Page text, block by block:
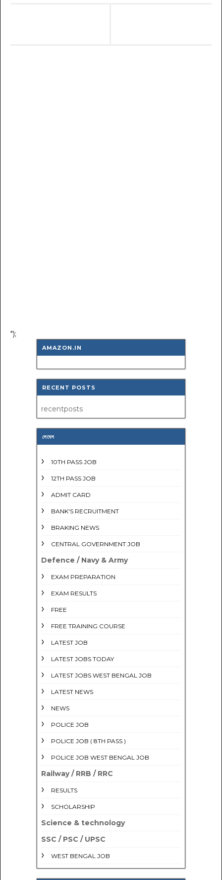
");
AMAZON.IN
RECENT POSTS
recentposts
লেবেল
10TH PASS JOB
12TH PASS JOB
ADMIT CARD
BANK'S RECRUITMENT
BRAKING NEWS
CENTRAL GOVERNMENT JOB
Defence / Navy & Army
EXAM PREPARATION
EXAM RESULTS
FREE
FREE TRAINING COURSE
LATEST JOB
LATEST JOBS TODAY
LATEST JOBS WEST BENGAL JOB
LATEST NEWS
NEWS
POLICE JOB
POLICE JOB ( 8TH PASS )
POLICE JOB WEST BENGAL JOB
Railway / RRB / RRC
RESULTS
SCHOLARSHIP
Science & technology
SSC / PSC / UPSC
WEST BENGAL JOB